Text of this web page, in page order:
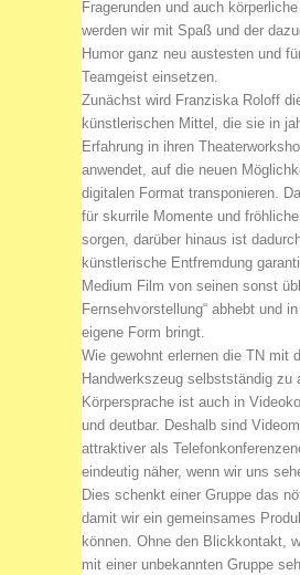
Fragerunden und auch
werden wir mit Spaß und der
Humor ganz neu austesten und
Teamgeist einsetzen.
Zunächst wird Franziska Roloff
künstlerischen Mittel, die sie in
Erfahrung in ihren
anwendet, auf die neuen
digitalen Format transponieren.
für skurrile Momente und
sorgen, darüber hinaus ist
künstlerische Entfremdung
Medium Film von seinen sonst
Fernsehvorstellung“ abhebt und
eigene Form bringt.
Wie gewohnt erlernen die TN mit
Handwerkszeug selbstständig zu
Körpersprache ist auch in
und deutbar. Deshalb sind
attraktiver als
eindeutig näher, wenn wir uns
Dies schenkt einer Gruppe das
damit wir ein gemeinsames
können. Ohne den Blickkontakt,
mit einer unbekannten Gruppe